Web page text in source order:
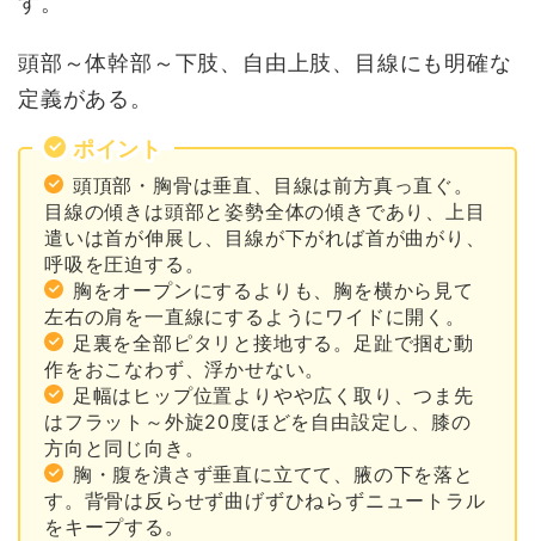
頭部～体幹部～下肢、自由上肢、目線にも明確な
定義がある。
ポイント
頭頂部・胸骨は垂直、目線は前方真っ直ぐ。
目線の傾きは頭部と姿勢全体の傾きであり、上目
遣いは首が伸展し、目線が下がれば首が曲がり、
呼吸を圧迫する。
胸をオープンにするよりも、胸を横から見て
左右の肩を一直線にするようにワイドに開く。
足裏を全部ピタリと接地する。足趾で掴む動
作をおこなわず、浮かせない。
足幅はヒップ位置よりやや広く取り、つま先
はフラット～外旋20度ほどを自由設定し、膝の
方向と同じ向き。
胸・腹を潰さず垂直に立てて、腋の下を落と
す。背骨は反らせず曲げずひねらずニュートラル
をキープする。